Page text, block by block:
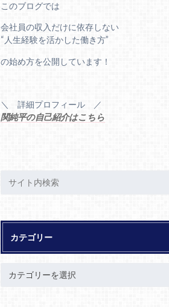
このブログでは
会社員の収入だけに依存しない
“人生経験を活かした働き方”
の始め方を公開しています！
＼ 詳細プロフィール ／
関純平の自己紹介はこちら
カテゴリー